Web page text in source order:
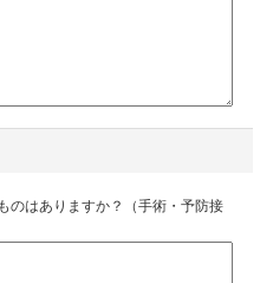
のはありますか？（手術・予防接